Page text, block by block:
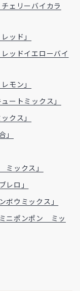
ェリーバイカラ
ッド」
ッドイエローバイ
モン」
ートミックス」
クス」
ックス」
ロ」
ウミックス」
ニポンポン ミッ